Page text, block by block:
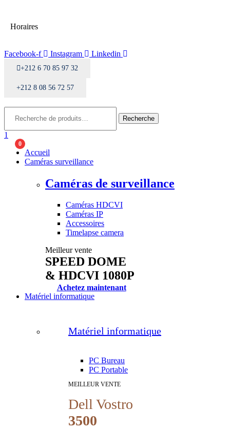
Horaires
Facebook-f Instagram Linkedin
+212 6 70 85 97 32
+212 8 08 56 72 57
Recherche
1
0
Accueil
Caméras surveillance
Caméras de surveillance
Caméras HDCVI
Caméras IP
Accessoires
Timelapse camera
Meilleur vente
SPEED DOME
& HDCVI 1080P
Achetez maintenant
Matériel informatique
Matériel informatique
PC Bureau
PC Portable
MEILLEUR VENTE
Dell Vostro
3500